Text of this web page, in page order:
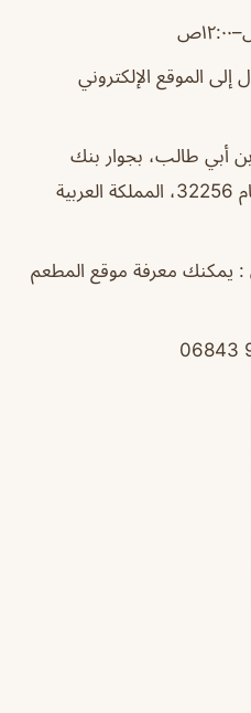
إلى الموقع الإلكتروني
أبي طالب، بجوار بنك
الإنماء، الريان، الريان، الدمام 32256، المملكة العربية
: يمكنك معرفة موقع المطعم